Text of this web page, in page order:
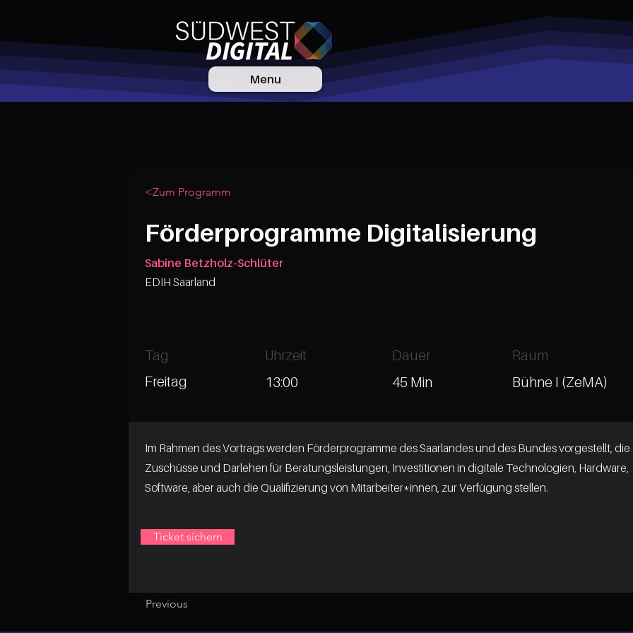
Menu
<Zum Programm
Förderprogramme Digitalisierung
Sabine Betzholz-Schlüter
EDIH Saarland
Tag
Freitag
Uhrzeit
13:00
Dauer
Raum
45 Min
Bühne I (ZeMA)
Im Rahmen des Vortrags werden Förderprogramme des Saarlandes und des Bundes vorgestellt, die
Zuschüsse und Darlehen für Beratungsleistungen, Investitionen in digitale Technologien, Hardware,
Software, aber auch die Qualifizierung von Mitarbeiter*innen, zur Verfügung stellen.
Ticket sichern
Previous